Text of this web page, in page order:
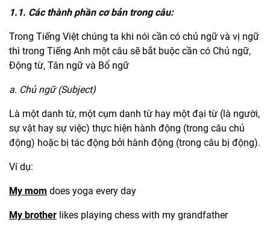
1.1. Các thành phần cơ bản trong câu:
Trong Tiếng Việt chúng ta khi nói cần có chủ ngữ và vị ngữ
thì trong Tiếng Anh một câu sẽ bắt buộc cần có Chủ ngữ,
Động từ, Tân ngữ và Bổ ngữ
a. Chủ ngữ (Subject)
Là một danh từ, một cụm danh từ hay một đại từ (là người,
sự vật hay sự việc) thực hiện hành động (trong câu chủ
động) hoặc bị tác động bởi hành động (trong câu bị động).
Ví dụ:
My mom does yoga every day
My brother likes playing chess with my grandfather